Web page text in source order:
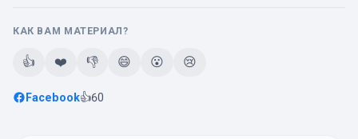
КАК ВАМ МАТЕРИАЛ?
👍 ❤️ 👎 😄 😮 😢
Facebook👍60